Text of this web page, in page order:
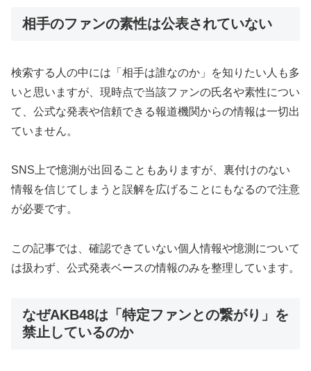
相手のファンの素性は公表されていない
検索する人の中には「相手は誰なのか」を知りたい人も多
いと思いますが、現時点で当該ファンの氏名や素性につい
て、公式な発表や信頼できる報道機関からの情報は一切出
ていません。
SNS上で憶測が出回ることもありますが、裏付けのない
情報を信じてしまうと誤解を広げることにもなるので注意
が必要です。
この記事では、確認できていない個人情報や憶測について
は扱わず、公式発表ベースの情報のみを整理しています。
なぜAKB48は「特定ファンとの繋がり」を
禁止しているのか